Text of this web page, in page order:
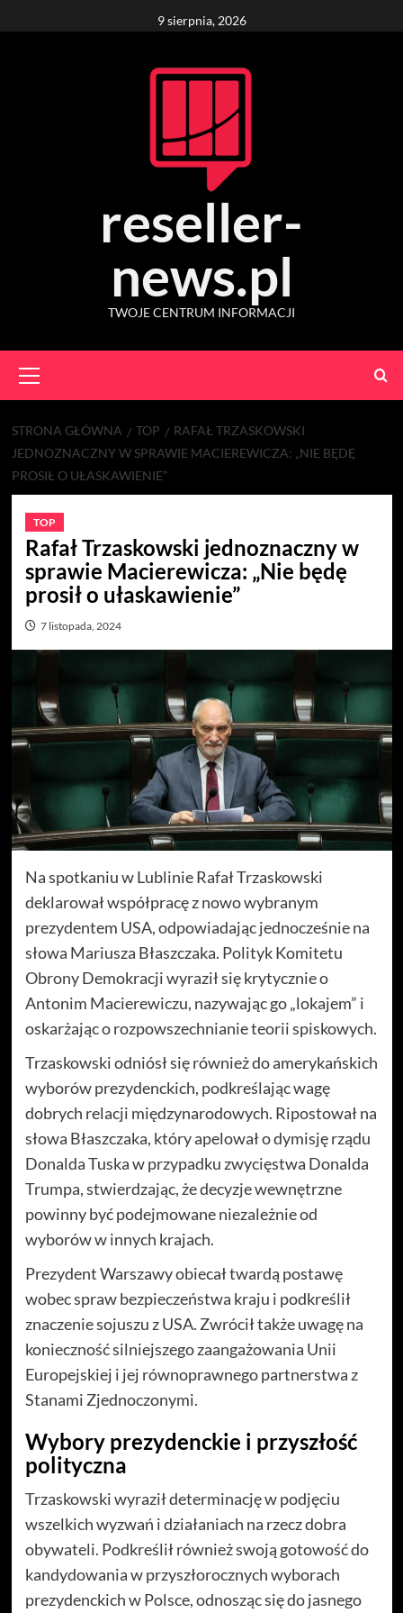
to
9 sierpnia, 2026
reseller-
news.pl
TWOJE CENTRUM INFORMACJI
Menu
STRONA GŁÓWNA TOP
RAFAŁ TRZASKOWSKI
JEDNOZNACZNY W SPRAWIE MACIEREWICZA: „NIE BĘDĘ
PROSIŁ O UŁASKAWIENIE”
TOP
Rafał Trzaskowski jednoznaczny w
sprawie Macierewicza: „Nie będę
prosił o ułaskawienie”
7 listopada, 2024
Na spotkaniu w Lublinie Rafał Trzaskowski
deklarował współpracę z nowo wybranym
prezydentem USA, odpowiadając jednocześnie na
słowa Mariusza Błaszczaka. Polityk Komitetu
Obrony Demokracji wyraził się krytycznie o
Antonim Macierewiczu, nazywając go „lokajem” i
oskarżając o rozpowszechnianie teorii spiskowych.
Trzaskowski odniósł się również do amerykańskich
wyborów prezydenckich, podkreślając wagę
dobrych relacji międzynarodowych. Ripostował na
słowa Błaszczaka, który apelował o dymisję rządu
Donalda Tuska w przypadku zwycięstwa Donalda
Trumpa, stwierdzając, że decyzje wewnętrzne
powinny być podejmowane niezależnie od
wyborów w innych krajach.
Prezydent Warszawy obiecał twardą postawę
wobec spraw bezpieczeństwa kraju i podkreślił
znaczenie sojuszu z USA. Zwrócił także uwagę na
konieczność silniejszego zaangażowania Unii
Europejskiej i jej równoprawnego partnerstwa z
Stanami Zjednoczonymi.
Wybory prezydenckie i przyszłość
polityczna
Trzaskowski wyraził determinację w podjęciu
wszelkich wyzwań i działaniach na rzecz dobra
obywateli. Podkreślił również swoją gotowość do
kandydowania w przyszłorocznych wyborach
prezydenckich w Polsce, odnosząc się do jasnego